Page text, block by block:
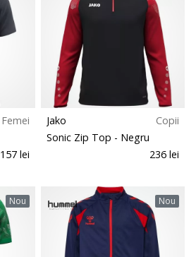
Femei
157 lei
Jako
Copii
Sonic Zip Top - Negru
236 lei
Nou Nou